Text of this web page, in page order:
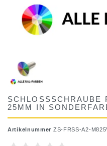
SCHLOSSSCHRAUBE
25MM IN
Artikelnummer ZS-FRSS-A2-